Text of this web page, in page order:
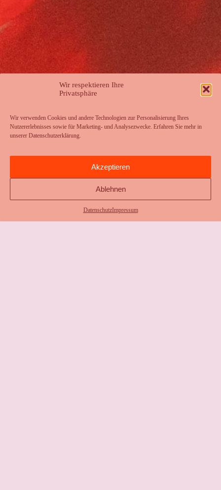
Wir respektieren Ihre
Privatsphäre
Wir verwenden Cookies und andere Technologien zur Personalisierung Ihres
Nutzererlebnisses sowie für Marketing- und Analysezwecke. Erfahren Sie mehr in
unserer Datenschutzerklärung.
Akzeptieren
Ablehnen
DatenschutzImpressum